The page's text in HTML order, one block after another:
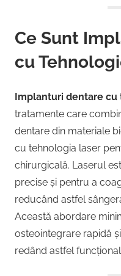
Ce Sunt
cu
Implanturi dentare
tratamente care
dentare din materiale
cu tehnologia laser
chirurgicală. Laserul
precise și pentru a
reducând astfel
Această abordare
osteointegrare rapidă
redând astfel